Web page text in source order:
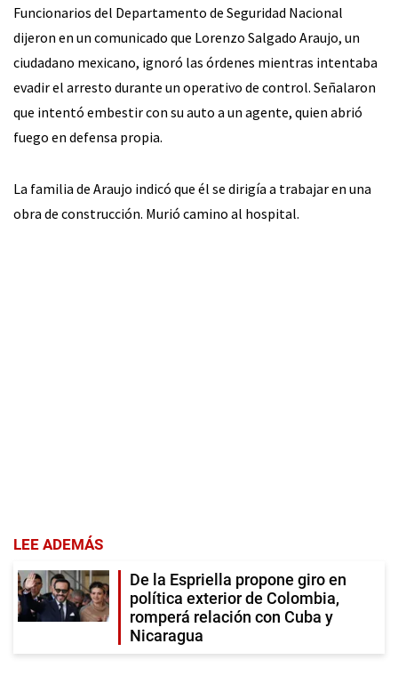
Funcionarios del Departamento de Seguridad Nacional
dijeron en un comunicado que Lorenzo Salgado Araujo, un
ciudadano mexicano, ignoró las órdenes mientras intentaba
evadir el arresto durante un operativo de control. Señalaron
que intentó embestir con su auto a un agente, quien abrió
fuego en defensa propia.
La familia de Araujo indicó que él se dirigía a trabajar en una
obra de construcción. Murió camino al hospital.
LEE ADEMÁS
De la Espriella propone giro en
política exterior de Colombia,
romperá relación con Cuba y
Nicaragua